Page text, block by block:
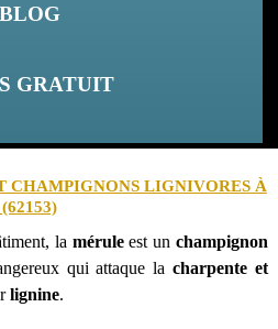
BLOG
GRATUIT
CHAMPIGNONS LIGNIVORES À
la méruleest unchampignon
qui attaque lacharpente et
lignine.